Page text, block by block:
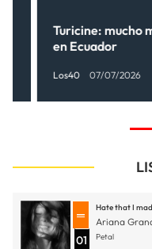
Turicine: mucho
en Ecuador
Los40 07/07/2026
01
Hate that I
Ariana
Petal